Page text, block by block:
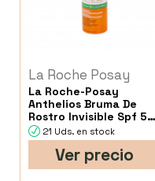
La Roche Posay
La Roche-Posay
Anthelios Bruma De
Rostro Invisible Spf 50
75 Ml21 Uds. en stock
Ver precio